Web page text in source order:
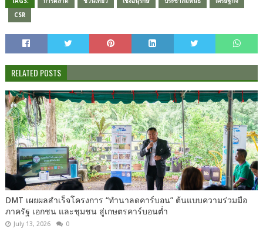
CSR
RELATED POSTS
DMT เผยผลสำเร็จโครงการ “ทำนาลดคาร์บอน” ต้นแบบความร่วมมือ
ภาครัฐ เอกชน และชุมชน สู่เกษตรคาร์บอนต่ำ
July 13, 2026 0